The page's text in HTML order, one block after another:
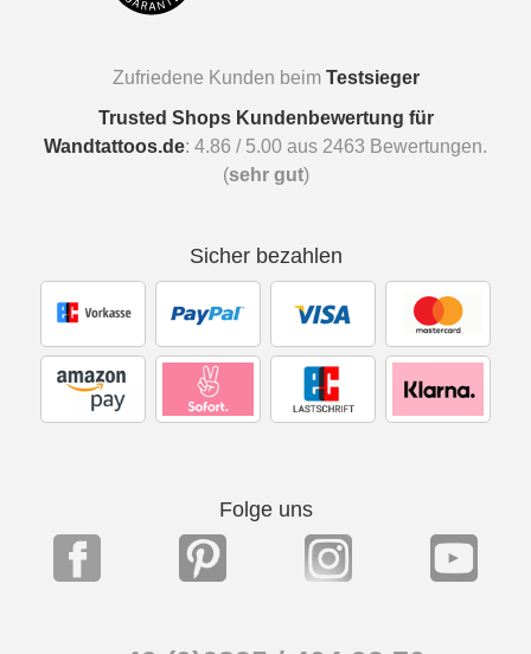
Zufriedene Kunden beim Testsieger
Trusted Shops Kundenbewertung für
Wandtattoos.de: 4.86 / 5.00 aus 2463 Bewertungen.
(sehr gut)
Sicher bezahlen
Folge uns